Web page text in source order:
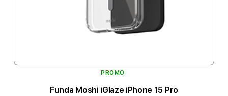
PROMO
Funda Moshi iGlaze iPhone 15 Pro